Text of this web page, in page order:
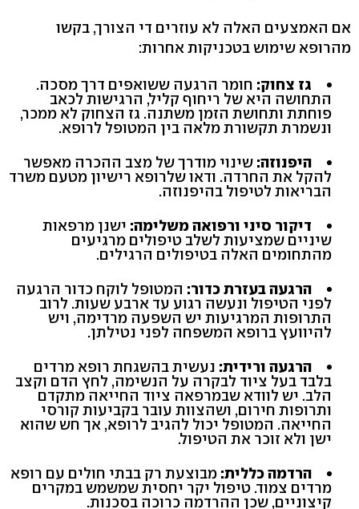
אם האמצעים האלה לא עוזרים די הצורך, בקשו
מהרופא שימוש בטכניקות אחרות:
גז צחוק: חומר הרגעה ששואפים דרך מסכה.
התחושה היא של ריחוף קליל, הרגישות לכאב
פוחתת ותחושת הזמן משתנה. גז הצחוק לא ממכר,
ונשמרת תקשורת מלאה בין המטופל לרופא.
היפנוזה: שינוי מודרך של מצב ההכרה מאפשר
להקל את החרדה. ודאו שלרופא רישיון מטעם משרד
הבריאות לטיפול בהיפנוזה.
דיקור סיני ורפואה משלימה: ישנן מרפאות
שיניים שמציעות לשלב טיפולים מרגיעים
מהתחומים האלה בטיפולים הרגילים.
הרגעה בעזרת כדור: המטופל לוקח כדור הרגעה
לפני הטיפול ונעשה רגוע עד ארבע שעות. לרוב
התרופות המרגיעות יש השפעה מרדימה, ויש
להיוועץ ברופא המשפחה לפני נטילתן.
הרגעה ורידית: נעשית בהשגחת רופא מרדים
בלבד בעל ציוד לבקרה על הנשימה, לחץ הדם וקצב
הלב. יש לוודא שבמרפאה ציוד החייאה מתקדם
ותרופות חירום, ושהצוות עובר בקביעות קורסי
החייאה. המטופל יכול להגיב לרופא, אך חש שהוא
ישן ולא זוכר את הטיפול.
הרדמה כללית: מבוצעת רק בבתי חולים עם רופא
מרדים צמוד. טיפול יקר יחסית שמשמש במקרים
קיצוניים, שכן ההרדמה כרוכה בסכנות.